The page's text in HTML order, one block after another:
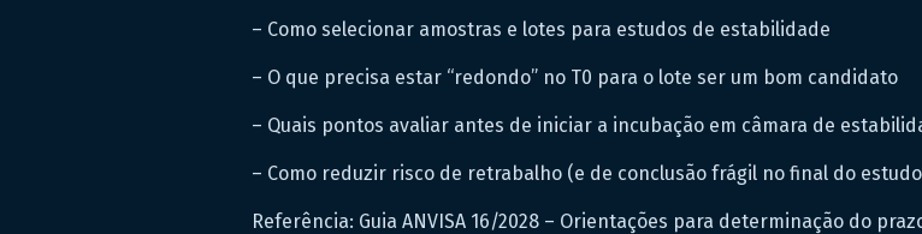
– Como selecionar amostras e lotes para estudos de estabilidade
– O que precisa estar “redondo” no T0 para o lote ser um bom candidato
– Quais pontos avaliar antes de iniciar a incubação em câmara de
– Como reduzir risco de retrabalho (e de conclusão frágil no final do
Referência: Guia ANVISA 16/2028 – Orientações para determinação do